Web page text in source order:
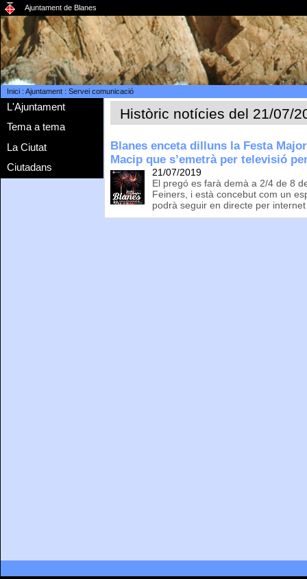
Ajuntament de Blanes
Inici: Ajuntament: Servei comunicació
L'Ajuntament
Tema a tema
La Ciutat
Ciutadans
Històric notícies del 21/07/
Blanes enceta dilluns la Festa
Macip que s’emetrà per televisió
21/07/2019
El pregó es farà demà a 2/4 de 8
Feiners, i està concebut com un
podrà seguir en directe per